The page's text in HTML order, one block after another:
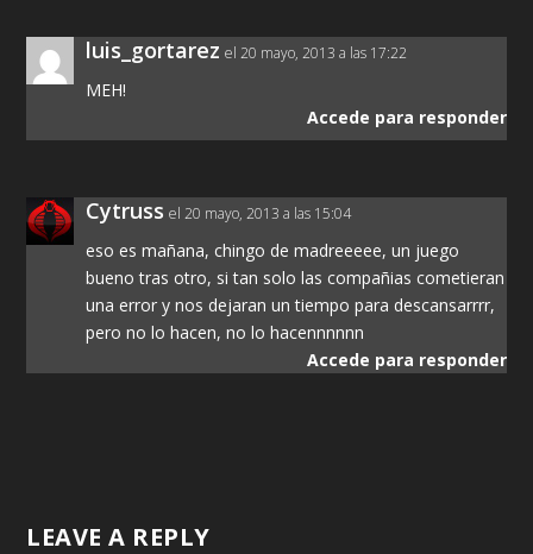
luis_gortarez el 20 mayo, 2013 a las 17:22
MEH!
Accede para responder
Cytruss el 20 mayo, 2013 a las 15:04
eso es mañana, chingo de madreeeee, un juego
bueno tras otro, si tan solo las compañias cometieran
una error y nos dejaran un tiempo para descansarrrr,
pero no lo hacen, no lo hacennnnnn
Accede para responder
LEAVE A REPLY